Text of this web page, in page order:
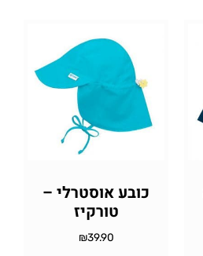
כובע אוסטרלי –
טורקיז
₪39.90